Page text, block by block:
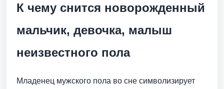
К чему снится новорожденный
мальчик, девочка, малыш
неизвестного пола
Младенец мужского пола во сне символизирует